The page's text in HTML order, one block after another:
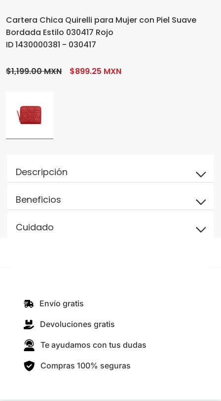
Cartera Chica Quirelli para Mujer con Piel Suave
Bordada Estilo 030417 Rojo
ID 1430000381 - 030417
$1,199.00 MXN $899.25 MXN
Descripción
Beneficios
Cuidado
Envío gratis
Devoluciones gratis
Te ayudamos con tus dudas
Compras 100% seguras